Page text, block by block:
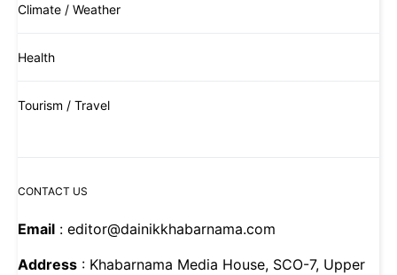
Climate / Weather
Health
Tourism / Travel
CONTACT US
Email : editor@dainikkhabarnama.com
Address : Khabarnama Media House, SCO-7, Upper